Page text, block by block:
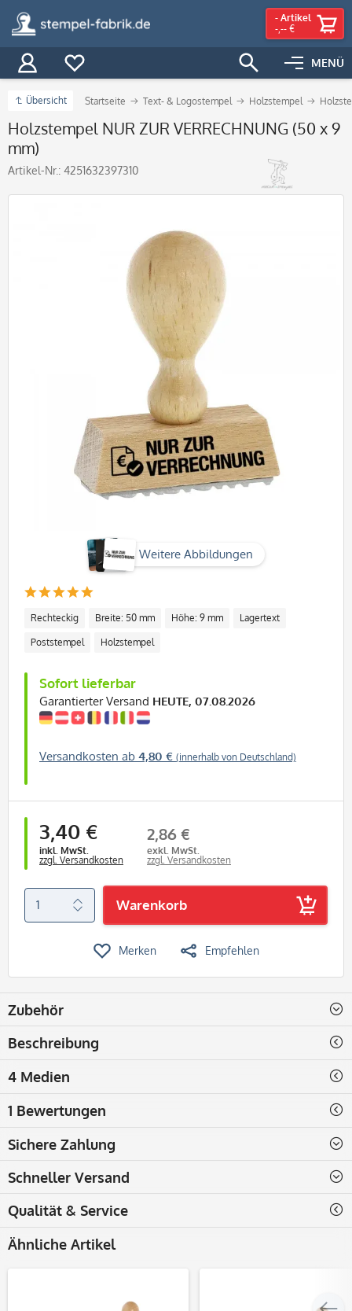
MENÜ
- Artikel
-,-- €
Übersicht Startseite Text- & Logostempel Holzstempel
Holzstempel NUR ZUR VERRECHNUNG (50 x 9
mm)
Artikel-Nr.: 4251632397310
Weitere Abbildungen
Rechteckig Breite: 50 mm Höhe: 9 mm Lagertext
Poststempel Holzstempel
Sofort lieferbar
Garantierter Versand HEUTE, 07.08.2026
Versandkosten ab 4,80 € (innerhalb von Deutschland)
3,40 €
inkl. MwSt.
zzgl. Versandkosten
2,86 €
exkl. MwSt.
zzgl. Versandkosten
Warenkorb
Merken Empfehlen
Zubehör
Beschreibung
4 Medien
1 Bewertungen
Sichere Zahlung
Schneller Versand
Qualität & Service
Ähnliche Artikel